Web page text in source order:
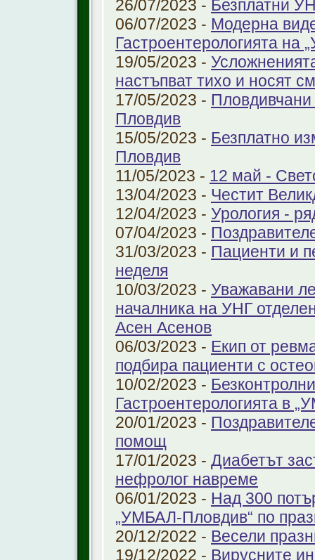
26/07/2023 - Безплатни
06/07/2023 - Модерна
Гастроентерологията на
19/05/2023 -
настъпват тихо и носят
17/05/2023 -
Пловдив
15/05/2023 - Безплатно
Пловдив
11/05/2023 - 12 май -
13/04/2023 - Честит
12/04/2023 - Урология -
07/04/2023 -
31/03/2023 - Пациенти и
неделя
10/03/2023 - Уважавани
началника на УНГ
Асен Асенов
06/03/2023 - Екип от
подбира пациенти с
10/02/2023 -
Гастроентерологията в
20/01/2023 -
помощ
17/01/2023 - Диабетът
нефролог навреме
06/01/2023 - Над 300
„УМБАЛ-Пловдив“ по
20/12/2022 - Весели
19/12/2022 - Вирусните